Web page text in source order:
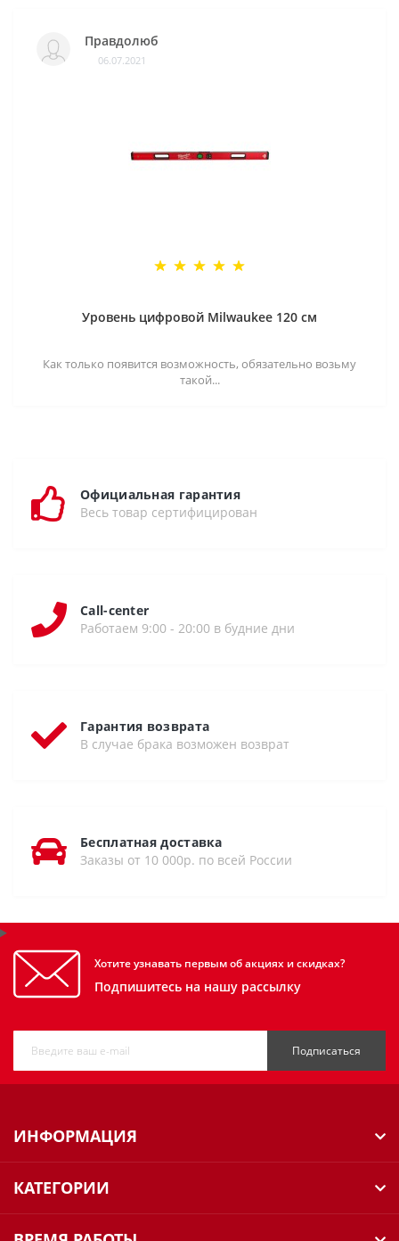
Правдолюб
06.07.2021
Уровень цифровой Milwaukee 120 см
Как только появится возможность, обязательно возьму
такой...
Официальная гарантия
Весь товар сертифицирован
Call-center
Работаем 9:00 - 20:00 в будние дни
Гарантия возврата
В случае брака возможен возврат
Бесплатная доставка
Заказы от 10 000р. по всей России
Хотите узнавать первым об акциях и скидках?
Подпишитесь на нашу рассылку
Подписаться
ИНФОРМАЦИЯ
КАТЕГОРИИ